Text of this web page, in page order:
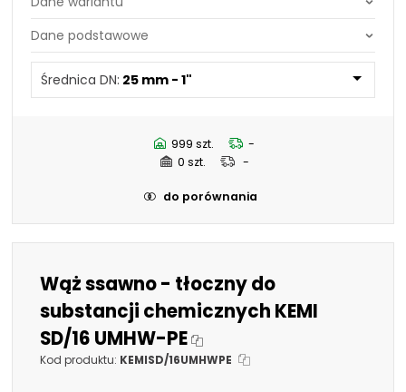
Średnica DN:
Średnica DN:
63,5 mm - 2.1/2"
19 mm - 3/4"
32 mm - 1.1/4"
Średnica DN: 25 mm - 1"
999 szt.
-
0 szt.
-
do porównania
Wąż ssawno - tłoczny do
substancji chemicznych KEMI
SD/16 UMHW-PE
Kod produktu: KEMISD/16UMHWPE